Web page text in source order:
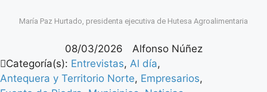
María Paz Hurtado, presidenta ejecutiva de Hutesa Agroalimentaria
08/03/2026
Alfonso Núñez
Categoría(s): Entrevistas, Al día,
Antequera y Territorio Norte, Empresarios,